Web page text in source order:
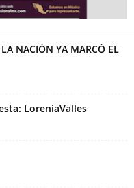
NACIÓN YA MARCÓ EL
LoreniaValles